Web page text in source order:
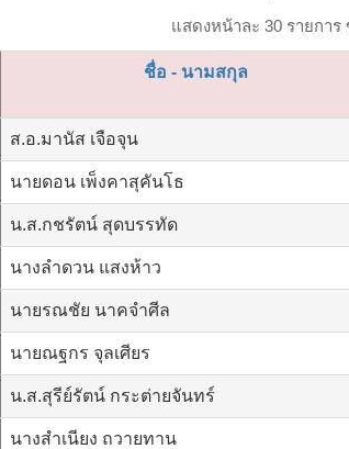
แสดงหน้าละ 30 รายกา
ชื่อ - นามสกุล
ส.อ.มานัส เจือจุน
นายดอน เพ็งคาสุคันโธ
น.ส.กชรัตน์ สุดบรรทัด
นางลำดวน แสงห้าว
นายรณชัย นาคจำศีล
นายณฐกร จุลเศียร
น.ส.สุรีย์รัตน์ กระต่ายจันทร์
นางสำเนียง ถวายทาน